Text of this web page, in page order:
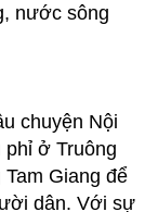
nước sông
chuyện Nội
ở Truông
Giang để
dân. Với sự